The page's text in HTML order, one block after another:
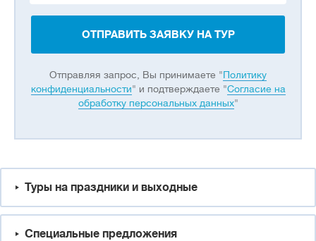
ОТПРАВИТЬ ЗАЯВКУ НА ТУР
Отправляя запрос, Вы принимаете "Политику
конфиденциальности" и подтверждаете "Согласие на
обработку персональных данных"
Туры на праздники и выходные
Специальные предложения